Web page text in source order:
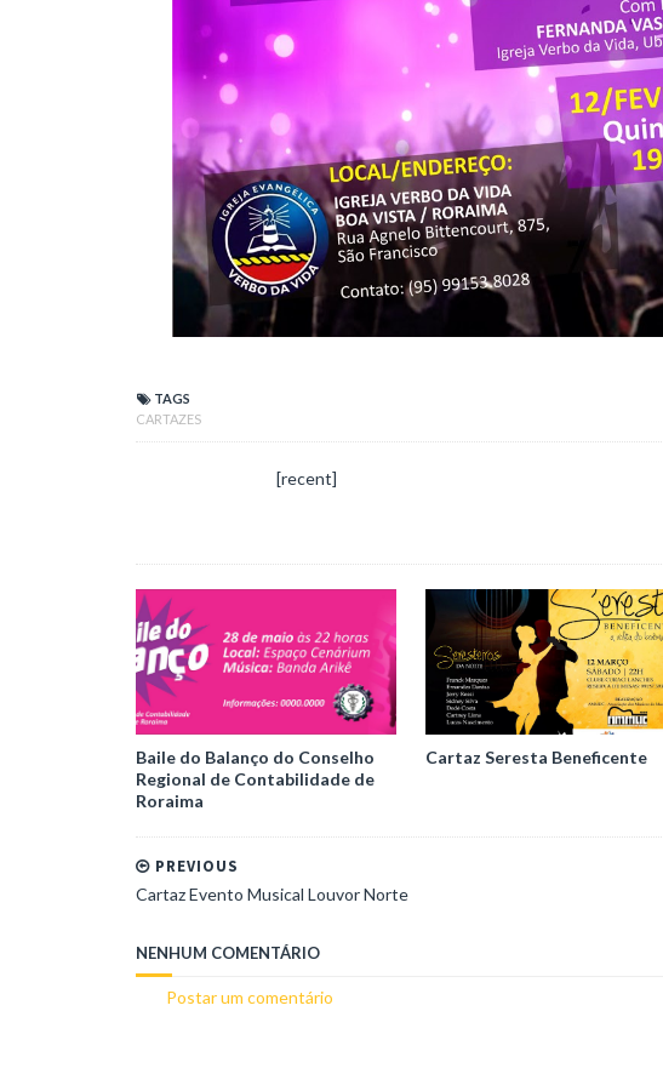
TAGS
CARTAZES
[recent]
Baile do Balanço do Conselho
Regional de Contabilidade de
Roraima
Cartaz Seresta Beneficente
PREVIOUS
Cartaz Evento Musical Louvor Norte
NENHUM COMENTÁRIO
Postar um comentário